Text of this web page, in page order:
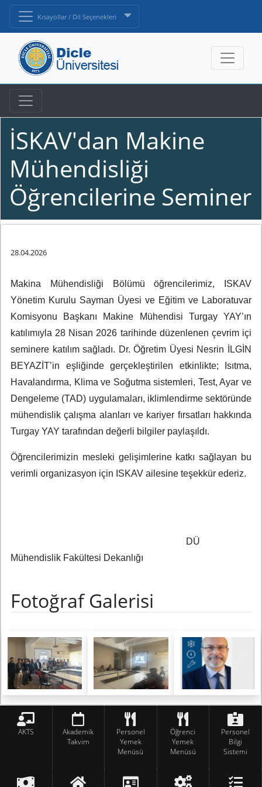
Kısayollar / Dil Seçenekleri
İSKAV'dan Makine
Mühendisliği
Öğrencilerine Seminer
28.04.2026
Makina Mühendisliği Bölümü öğrencilerimiz, ISKAV
Yönetim Kurulu Sayman Üyesi ve Eğitim ve Laboratuvar
Komisyonu Başkanı Makine Mühendisi Turgay YAY’ın
katılımıyla 28 Nisan 2026 tarihinde düzenlenen çevrim içi
seminere katılım sağladı. Dr. Öğretim Üyesi Nesrin İLGİN
BEYAZİT’in eşliğinde gerçekleştirilen etkinlikte; Isıtma,
Havalandırma, Klima ve Soğutma sistemleri, Test, Ayar ve
Dengeleme (TAD) uygulamaları, iklimlendirme sektöründe
mühendislik çalışma alanları ve kariyer fırsatları hakkında
Turgay YAY tarafından değerli bilgiler paylaşıldı.
Öğrencilerimizin mesleki gelişimlerine katkı sağlayan bu
verimli organizasyon için ISKAV ailesine teşekkür ederiz.
DÜ
Mühendislik Fakültesi Dekanlığı
Fotoğraf Galerisi
AKTS
Akademik
Takvim
Personel
Yemek
Menüsü
Öğrenci
Yemek
Menüsü
Personel
Bilgi
Sistemi